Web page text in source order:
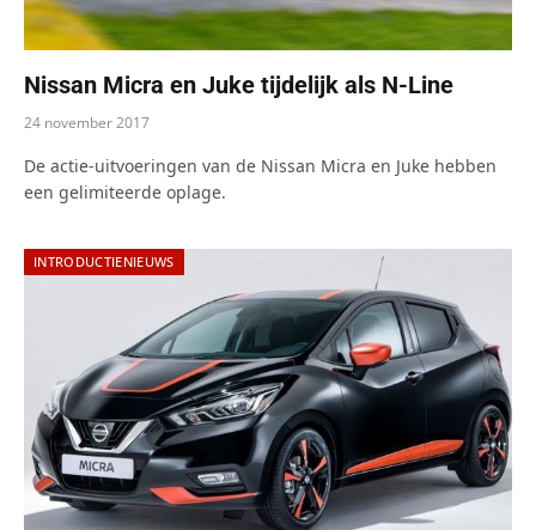
Nissan Micra en Juke tijdelijk als N-Line
24 november 2017
De actie-uitvoeringen van de Nissan Micra en Juke hebben
een gelimiteerde oplage.
INTRODUCTIENIEUWS